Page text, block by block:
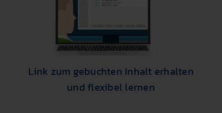
Link zum gebuchten Inhalt erhalten
und flexibel lernen